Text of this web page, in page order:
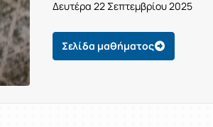
Δευτέρα 22 Σεπτεμβρίου 2025
Σελίδα μαθήματος